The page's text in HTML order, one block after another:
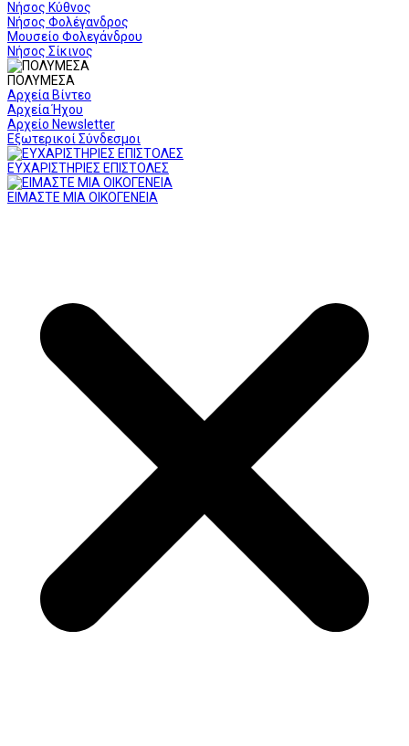
Νήσος Κύθνος
Νήσος Φολέγανδρος
Μουσείο Φολεγάνδρου
Νήσος Σίκινος
ΠΟΛΥΜΕΣΑ
Αρχεία Βίντεο
Αρχεία Ήχου
Αρχείο Newsletter
Εξωτερικοί Σύνδεσμοι
ΕΥΧΑΡΙΣΤΗΡΙΕΣ ΕΠΙΣΤΟΛΕΣ
ΕΙΜΑΣΤΕ ΜΙΑ ΟΙΚΟΓΕΝΕΙΑ